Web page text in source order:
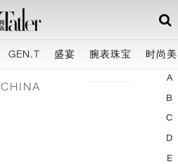
GEN.T 盛宴 腕表珠宝 时尚
CHINA
A
B
C
D
E